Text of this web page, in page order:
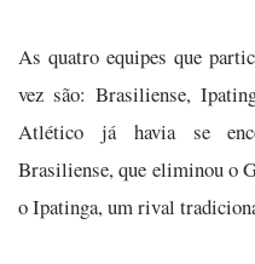
As quatro equipes que
vez são: Brasiliense,
Atlético já havia se
Brasiliense, que eliminou o
o Ipatinga, um rival